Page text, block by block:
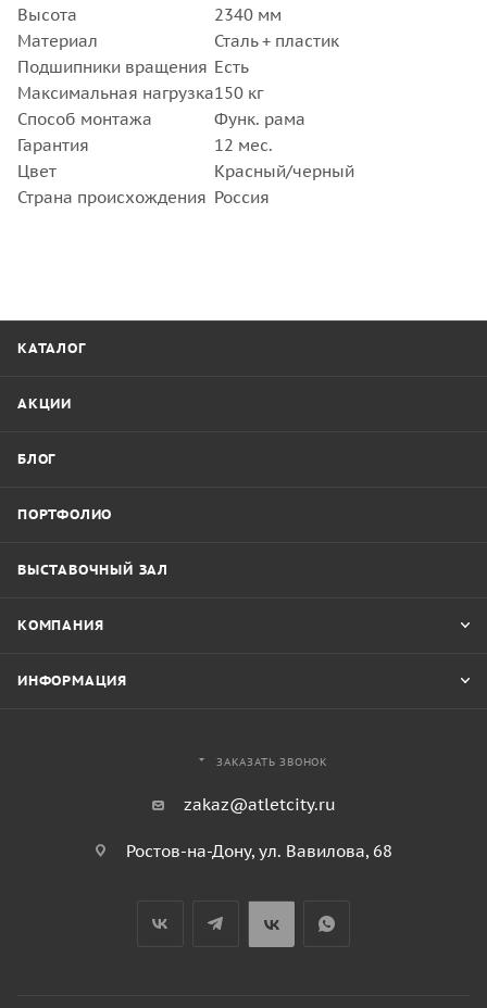
Высота
2340 мм
Материал
Сталь + пластик
Подшипники вращения Есть
Максимальная нагрузка150 кг
Способ монтажа
Функ. рама
Гарантия
12 мес.
Цвет
Красный/черный
Страна происхождения Россия
КАТАЛОГ
АКЦИИ
БЛОГ
ПОРТФОЛИО
ВЫСТАВОЧНЫЙ ЗАЛ
КОМПАНИЯ
ИНФОРМАЦИЯ
ЗАКАЗАТЬ ЗВОНОК
zakaz@atletcity.ru
Ростов-на-Дону, ул. Вавилова, 68